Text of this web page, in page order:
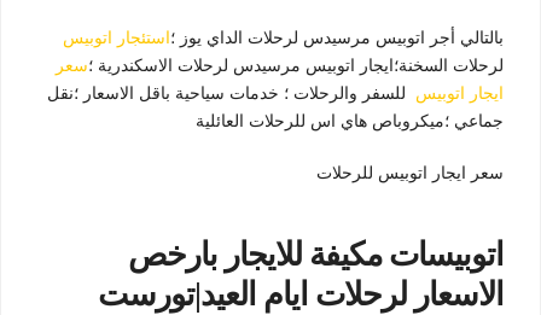
بالتالي أجر اتوبيس مرسيدس لرحلات الداي يوز ؛ استئجار اتوبيس
لرحلات السخنة؛ايجار اتوبيس مرسيدس لرحلات الاسكندرية ؛سعر
ايجار اتوبيس
للسفر والرحلات ؛ خدمات سياحية باقل الاسعار ؛نقل
جماعي ؛ميكروباص هاي اس للرحلات العائلية
سعر ايجار اتوبيس للرحلات
اتوبيسات مكيفة للايجار بارخص
الاسعار لرحلات ايام العيد|تورست